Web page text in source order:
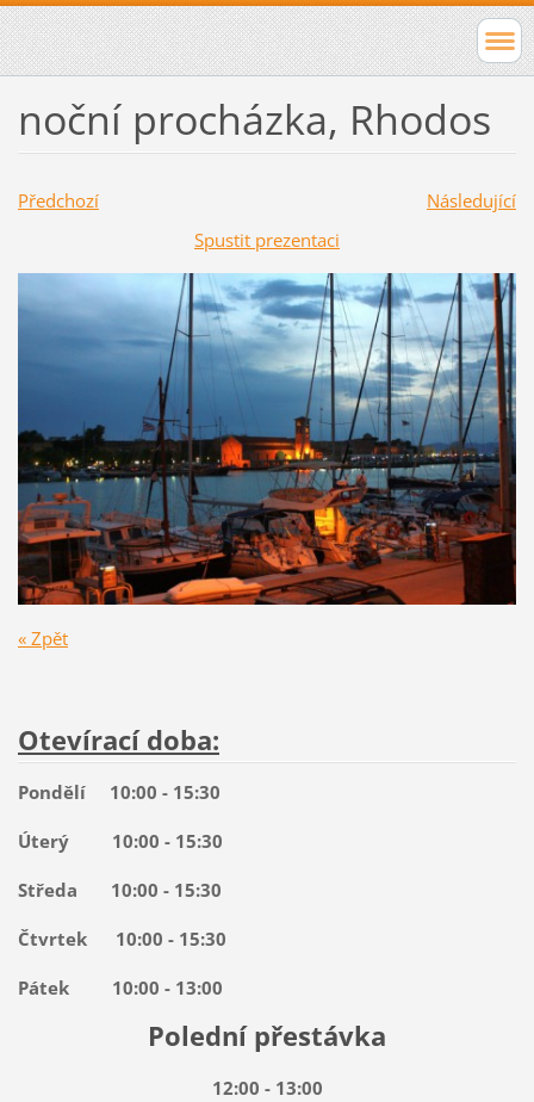
noční procházka, Rhodos
Předchozí
Následující
Spustit prezentaci
« Zpět
Otevírací doba:
Pondělí 10:00 - 15:30
Úterý 10:00 - 15:30
Středa 10:00 - 15:30
Čtvrtek 10:00 - 15:30
Pátek 10:00 - 13:00
Polední přestávka
12:00 - 13:00